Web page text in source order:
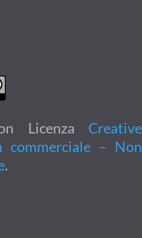
Licenza Creative
commerciale – Non
.